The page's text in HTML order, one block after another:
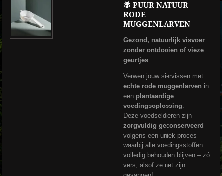
🪰 PUUR NATUUR
RODE
MUGGENLARVEN
Gezond, natuurlijk visvoer
zonder ontdooien of vieze
geurtjes
Verwen jouw siervissen met
echte rode muggenlarven in
een plantaardige
voedingsoplossing
Deze voedseldieren zijn
zorgvuldig geconserveerd
volgens een uniek proces
waarbij alle voedingsstoffen
volledig behouden blijven – zó
vers, alsof ze net zijn